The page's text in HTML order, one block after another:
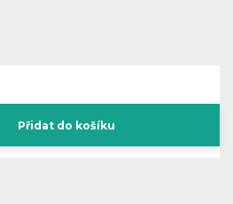
Přidat do košíku